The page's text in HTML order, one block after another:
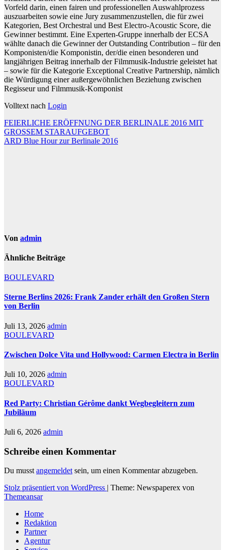
Vorfeld darin, einen fairen und professionellen Auswahlprozess
auszuarbeiten sowie eine Jury zusammenzustellen, die für zwei
Kategorien, Best Orchestral und Best Electro-Acoustic Score, die
Gewinner bestimmt. Eine Experten-Gruppe innerhalb der ECSA
wählte danach die Gewinner der Outstanding Contribution – für den
Komponisten/die Komponistin, der/die einen besonderen und
langjährigen Beitrag innerhalb der Filmmusik-Industrie geleistet hat
– sowie für die Kategorie Exceptional Creative Partnership, nämlich
die Würdigung einer außergewöhnlichen Beziehung zwischen
Regisseur und Filmmusik-Komponist
Volltext nach Login
Beitragsnavigation
FEIERLICHE ERÖFFNUNG DER BERLINALE 2016 MIT
GROSSEM STARAUFGEBOT
ARD Blue Hour zur Berlinale 2016
Von admin
Ähnliche Beiträge
BOULEVARD
Sterne Berlins 2026: Frank Zander erhält den Großen Stern
von Berlin
Juli 13, 2026 admin
BOULEVARD
Zwischen Dolce Vita und Hollywood: Carmen Electra in Berlin
Juli 10, 2026 admin
BOULEVARD
Red Party: Christian Gérôme dankt Wegbegleitern zum
Jubiläum
Juli 6, 2026 admin
Schreibe einen Kommentar
Du musst angemeldet sein, um einen Kommentar abzugeben.
Stolz präsentiert von WordPress | Theme: Newspaperex von
Themeansar
Home
Redaktion
Partner
Agentur